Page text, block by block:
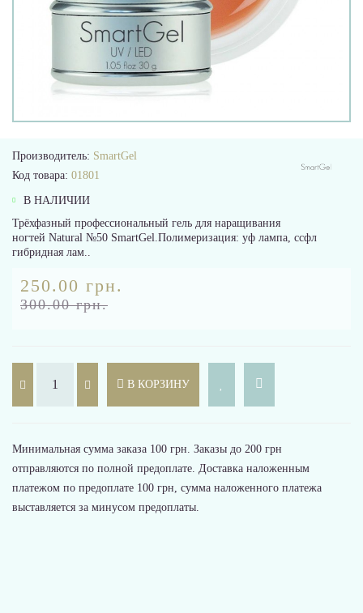
Производитель: SmartGel
Код товара: 01801
В НАЛИЧИИ
Трёхфазный профессиональный гель для наращивания
ногтей Natural №50 SmartGel.Полимеризация: уф лампа, ссфл
гибридная лам..
250.00 грн.
300.00 грн.
В КОРЗИНУ
Минимальная сумма заказа 100 грн. Заказы до 200 грн
отправляются по полной предоплате. Доставка наложенным
платежом по предоплате 100 грн, сумма наложенного платежа
выставляется за минусом предоплаты.